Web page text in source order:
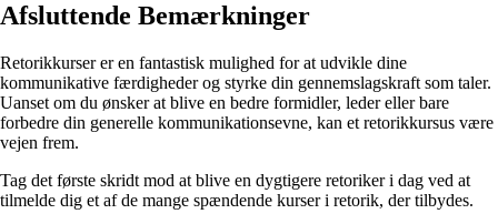
Afsluttende Bemærkninger
Retorikkurser er en fantastisk mulighed for at udvikle dine
kommunikative færdigheder og styrke din gennemslagskraft som taler.
Uanset om du ønsker at blive en bedre formidler, leder eller bare
forbedre din generelle kommunikationsevne, kan et retorikkursus være
vejen frem.
Tag det første skridt mod at blive en dygtigere retoriker i dag ved at
tilmelde dig et af de mange spændende kurser i retorik, der tilbydes.